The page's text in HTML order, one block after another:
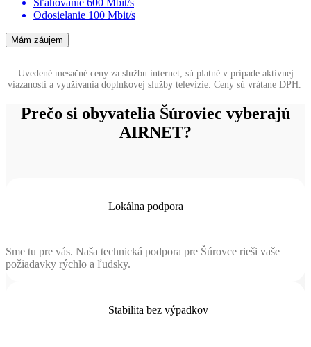
Sťahovanie 600 Mbit/s
Odosielanie 100 Mbit/s
Mám záujem
Uvedené mesačné ceny za službu internet, sú platné v prípade aktívnej
viazanosti a využívania doplnkovej služby televízie. Ceny sú vrátane DPH.
Prečo si obyvatelia Šúroviec vyberajú
AIRNET?
Lokálna podpora
Sme tu pre vás. Naša technická podpora pre Šúrovce rieši vaše
požiadavky rýchlo a ľudsky.
Stabilita bez výpadkov